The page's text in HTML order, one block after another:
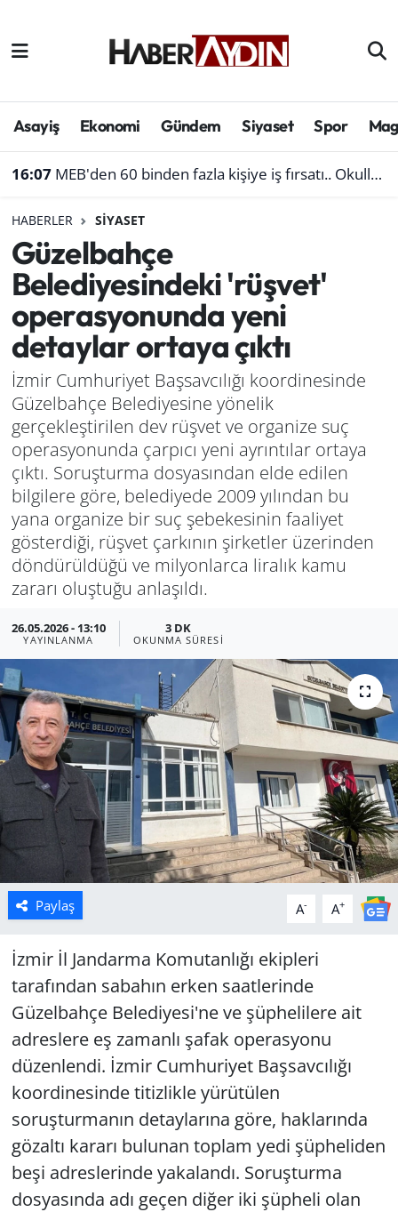
Asayiş Ekonomi Gündem Siyaset Spor
16:07 MEB'den 60 binden fazla kişiye iş fırsatı.. Okullara personel alınacak
HABERLER SIYASET
Güzelbahçe
Belediyesindeki 'rüşvet'
operasyonunda yeni
detaylar ortaya çıktı
İzmir Cumhuriyet Başsavcılığı koordinesinde
Güzelbahçe Belediyesine yönelik
gerçekleştirilen dev rüşvet ve organize suç
operasyonunda çarpıcı yeni ayrıntılar ortaya
çıktı. Soruşturma dosyasından elde edilen
bilgilere göre, belediyede 2009 yılından bu
yana organize bir suç şebekesinin faaliyet
gösterdiği, rüşvet çarkının şirketler üzerinden
döndürüldüğü ve milyonlarca liralık kamu
zararı oluştuğu anlaşıldı.
26.05.2026 - 13:10
YAYINLANMA
3 DK
OKUNMA SÜRESI
Paylaş A- A+
İzmir İl Jandarma Komutanlığı ekipleri
tarafından sabahın erken saatlerinde
Güzelbahçe Belediyesi'ne ve şüphelilere ait
adreslere eş zamanlı şafak operasyonu
düzenlendi. İzmir Cumhuriyet Başsavcılığı
koordinesinde titizlikle yürütülen
soruşturmanın detaylarına göre, haklarında
gözaltı kararı bulunan toplam yedi şüpheliden
beşi adreslerinde yakalandı. Soruşturma
dosyasında adı geçen diğer iki şüpheli olan
Afyonkarahisar
Çevre
Genel
Haber
Izmir
Kütahya
Manisa
Muğla
Politika
Uşak
Aydın Hava Durumu
Süper Lig Puan Durumu ve Fikstür
Son Dakika Haberleri
Haber Arşivi